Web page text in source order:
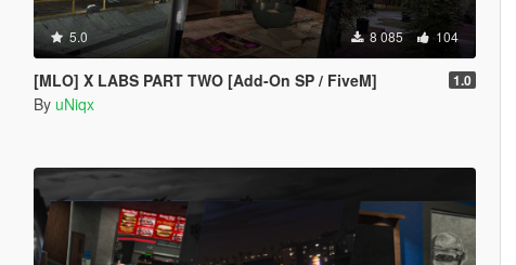
5.0 8 085 104
[MLO] X LABS PART TWO [Add-On SP / FiveM] 1.0
By uNiqx